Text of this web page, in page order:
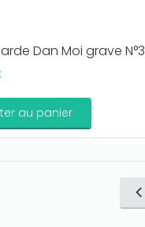
Dan Moi grave N°3
au panier